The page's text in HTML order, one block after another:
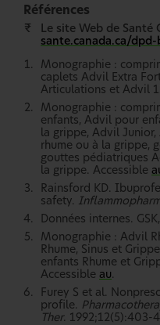
Références
₹ Le site Web de Santé
sante.canada.ca/
Monographie :
caplets Advil Extra
Articulations et Advil
Monographie :
enfants, Advil pour
la grippe, Advil
rhume ou à la grippe,
gouttes pédiatriques
la grippe. Accessible
Rainsford KD.
safety.
Données internes.
Monographie : Advil
Rhume, Sinus et
enfants Rhume et
Accessible au.
Furey S et al.
profile.
Ther. 1992;12(5):403-